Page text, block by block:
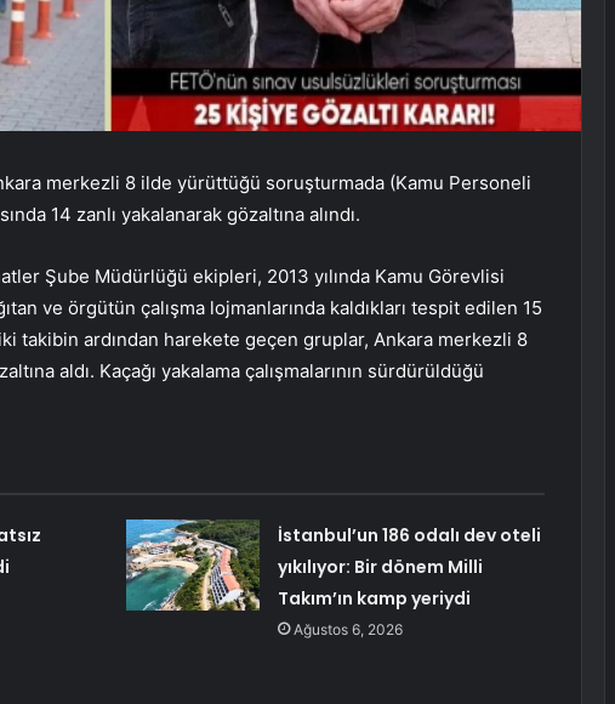
merkezli 8 ilde yürüttüğü soruşturmada (Kamu Personeli
14 zanlı yakalanarak gözaltına alındı.
Şube Müdürlüğü ekipleri, 2013 yılında Kamu Görevlisi
ve örgütün çalışma lojmanlarında kaldıkları tespit edilen 15
takibin ardından harekete geçen gruplar, Ankara merkezli 8
aldı. Kaçağı yakalama çalışmalarının sürdürüldüğü
İstanbul’un 186 odalı dev oteli
yıkılıyor: Bir dönem Milli
Takım’ın kamp yeriydi
Ağustos 6, 2026